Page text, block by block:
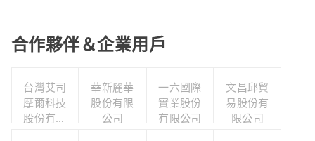
合作夥伴＆企業用戶
台灣艾司
摩爾科技
股份有限
華新麗華
股份有限
公司
一六國際
實業股份
有限公司
文昌邱貿
易股份有
限公司